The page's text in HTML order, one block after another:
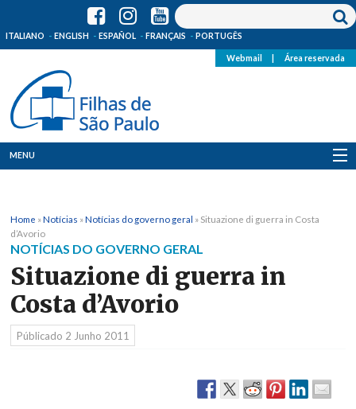
ITALIANO ENGLISH ESPAÑOL FRANÇAIS PORTUGÊS
Webmail Área reservada
MENU
Onde Estamos
Notícias
Recursos
Media
Home »Notícias »Notícias do governo geral » Situazione di guerra in Costa
d’Avorio
NOTÍCIAS DO GOVERNO GERAL
Situazione di guerra in
Costa d’Avorio
Públicado 2 Junho 2011